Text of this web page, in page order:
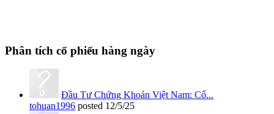
Phân tích cổ phiếu hàng ngày
Đầu Tư Chứng Khoán Việt Nam: Cổ...
tohuan1996 posted 12/5/25